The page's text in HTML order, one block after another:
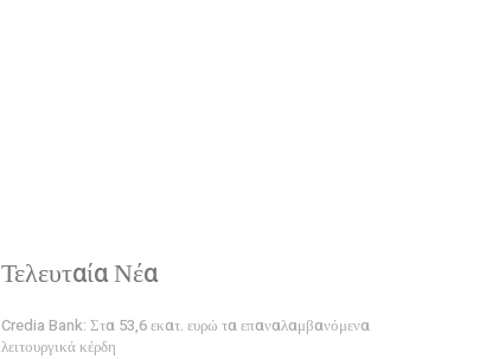
Τελευταία Νέα
Credia Bank: Στα 53,6 εκατ. ευρώ τα επαναλαμβανόμενα
λειτουργικά κέρδη